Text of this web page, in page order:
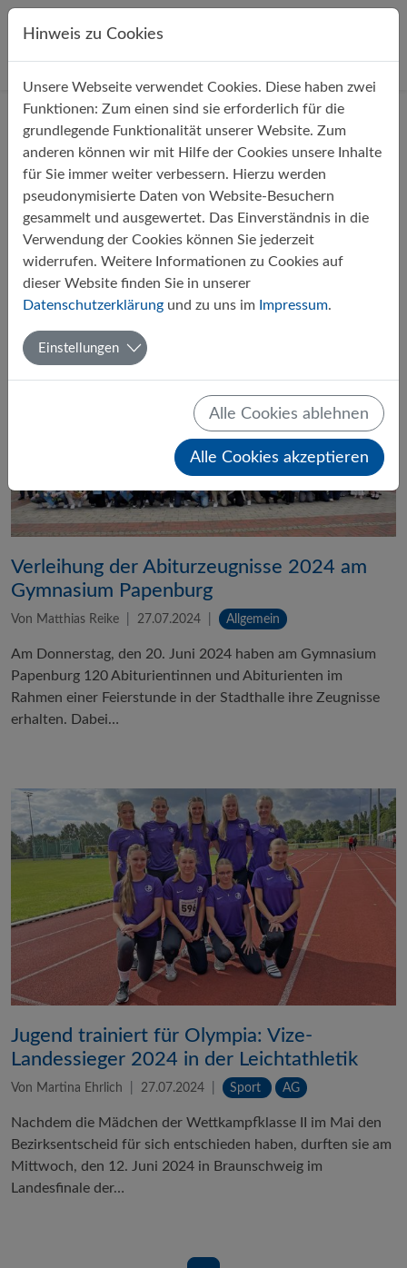
Direkt zur Hauptnavigation springen
Direkt zum Inhalt springen
StartseiteÜber uns Aktuelles
Filter
Monate
1
Verleihung der Abiturzeugnisse 2024 am
Gymnasium Papenburg
Von Matthias Reike 27.07.2024 Allgemein
Am Donnerstag, den 20. Juni 2024 haben am Gymnasium
Papenburg 120 Abiturientinnen und Abiturienten im
Rahmen einer Feierstunde in der Stadthalle ihre Zeugnisse
erhalten. Dabei…
Jugend trainiert für Olympia: Vize-
Landessieger 2024 in der Leichtathletik
Von Martina Ehrlich 27.07.2024 Sport AG
Nachdem die Mädchen der Wettkampfklasse II im Mai den
Bezirksentscheid für sich entschieden haben, durften sie am
Mittwoch, den 12. Juni 2024 in Braunschweig im
Landesfinale der…
Hinweis zu Cookies
Unsere Webseite verwendet Cookies. Diese haben zwei
Funktionen: Zum einen sind sie erforderlich für die
grundlegende Funktionalität unserer Website. Zum
anderen können wir mit Hilfe der Cookies unsere Inhalte
für Sie immer weiter verbessern. Hierzu werden
pseudonymisierte Daten von Website-Besuchern
gesammelt und ausgewertet. Das Einverständnis in die
Verwendung der Cookies können Sie jederzeit
widerrufen. Weitere Informationen zu Cookies auf
dieser Website finden Sie in unserer
Datenschutzerklärung und zu uns im Impressum.
Einstellungen
Alle Cookies ablehnen
Alle Cookies akzeptieren